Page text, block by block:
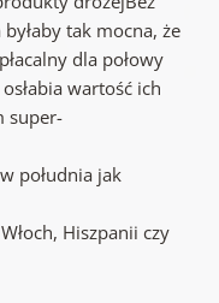
tak mocna, że
dla połowy
wartość ich
super-
południa jak
Hiszpanii czy